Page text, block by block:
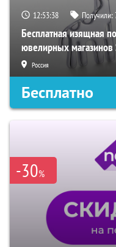
12:53:37 Получили:
Бесплатная изящная
ювелирных магазинов
Россия
Бесплатно
-30%